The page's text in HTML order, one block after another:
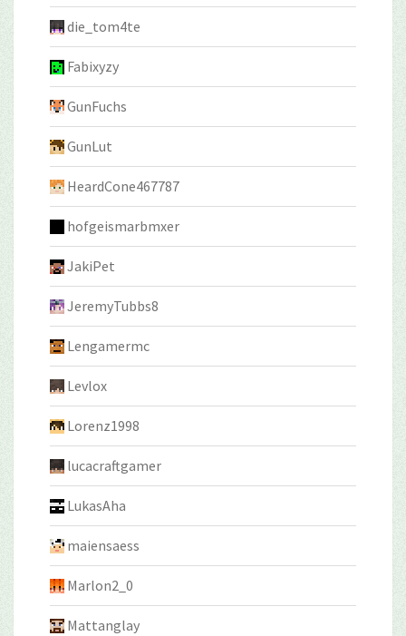
die_tom4te
Fabixyzy
GunFuchs
GunLut
HeardCone467787
hofgeismarbmxer
JakiPet
JeremyTubbs8
Lengamermc
Levlox
Lorenz1998
lucacraftgamer
LukasAha
maiensaess
Marlon2_0
Mattanglay